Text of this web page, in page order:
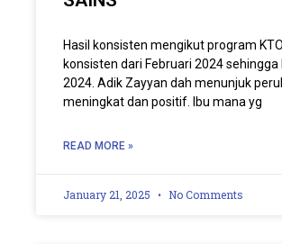
Hasil konsisten mengikut program
konsisten dari Februari 2024
2024. Adik Zayyan dah menunjuk
meningkat dan positif. Ibu mana yg
READ MORE »
January 21, 2025 No Comments